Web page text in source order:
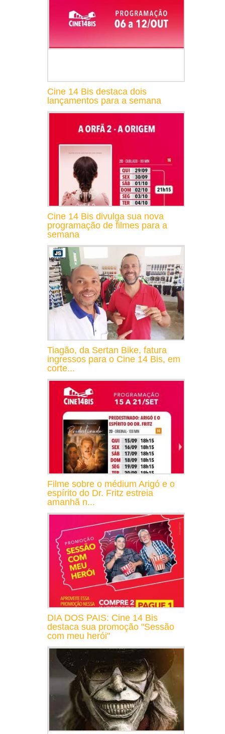
Cine 14 Bis destaca dois
lançamentos para a semana
Cine 14 Bis divulga sua nova
programação de filmes para a
semana
Tiagão, da Sertan Bike, fatura
ingressos para o Cine 14 Bis, em
corte...
Filme sobre o médium Arigó e o
espírito do Dr. Fritz estreia
amanhã n...
DIA DOS PAIS: Cine 14 Bis
destaca sua promoção "Sessão
com meu herói"